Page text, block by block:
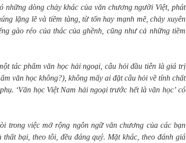
những dòng chảy khác của văn chương người Việt, phát
lặng lẽ và tiềm tàng, từ tốn hay mạnh mẽ, chảy xuyên
gào réo của thác của ghềnh, cũng như cả những tiềm
tác phẩm văn học hải ngoại, câu hỏi đầu tiên là giá trị
văn học không?), không mấy ai đặt câu hỏi về tính chất
‘Văn học Việt Nam hải ngoại trước hết là văn học’ có
trong việc mở rộng ngôn ngữ văn chương của các bạn
bại, theo tôi, đều đáng quý. Mặt khác, theo đánh giá